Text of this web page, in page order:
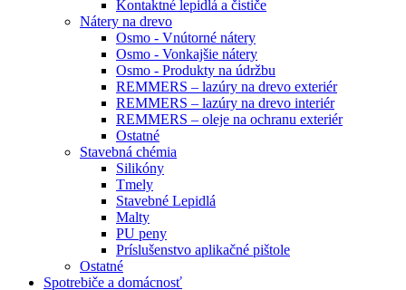
Kontaktné lepidlá a čističe
Nátery na drevo
Osmo - Vnútorné nátery
Osmo - Vonkajšie nátery
Osmo - Produkty na údržbu
REMMERS – lazúry na drevo exteriér
REMMERS – lazúry na drevo interiér
REMMERS – oleje na ochranu exteriér
Ostatné
Stavebná chémia
Silikóny
Tmely
Stavebné Lepidlá
Malty
PU peny
Príslušenstvo aplikačné pištole
Ostatné
Spotrebiče a domácnosť